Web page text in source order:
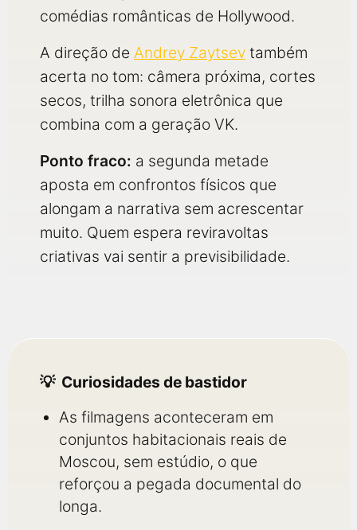
comédias românticas de Hollywood.
A direção de Andrey Zaytsev também
acerta no tom: câmera próxima, cortes
secos, trilha sonora eletrônica que
combina com a geração VK.
Ponto fraco: a segunda metade
aposta em confrontos físicos que
alongam a narrativa sem acrescentar
muito. Quem espera reviravoltas
criativas vai sentir a previsibilidade.
Curiosidades de bastidor
As filmagens aconteceram em
conjuntos habitacionais reais de
Moscou, sem estúdio, o que
reforçou a pegada documental do
longa.